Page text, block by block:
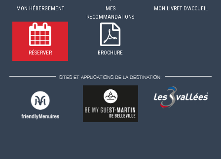
MON HÉBERGEMENT
MES
RECOMMANDATIONS
MON LIVRET D'ACCUEIL
RÉSERVER BROCHURE
SITES ET APPLICATIONS DE LA DESTINATION: